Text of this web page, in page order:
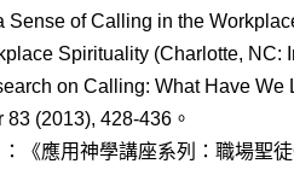
of Calling in the
Spirituality (Charlotte, NC:
on Calling: What Have We
(2013), 428-436。
《應用神學講座系列：職場聖